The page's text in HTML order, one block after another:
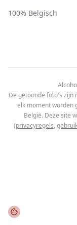
100% Belgisch
De getoonde foto's zijn
elk moment worden
België. Deze site
(privacyregels,